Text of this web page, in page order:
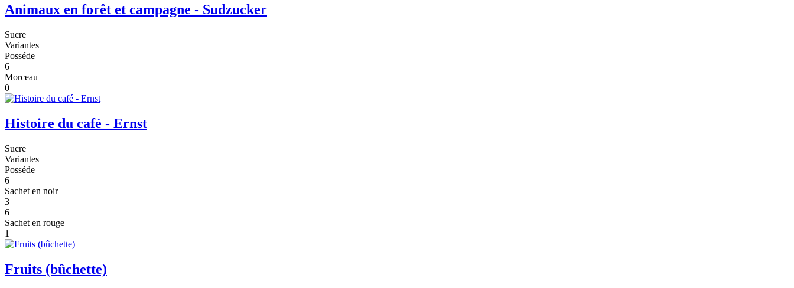
Animaux en forêt et campagne - Sudzucker
Sucre
Variantes
Posséde
6
Morceau
0
Histoire du café - Ernst
Sucre
Variantes
Posséde
6
Sachet en noir
3
6
Sachet en rouge
1
Fruits (bûchette)